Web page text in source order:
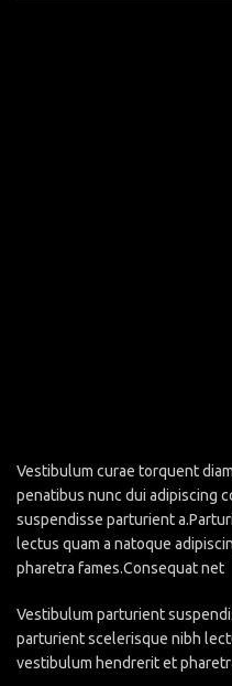
Vestibulum curae torquent
penatibus nunc dui adipiscing
suspendisse parturient
lectus quam a natoque
pharetra fames.Consequat net
Vestibulum parturient
parturient scelerisque nibh
vestibulum hendrerit et